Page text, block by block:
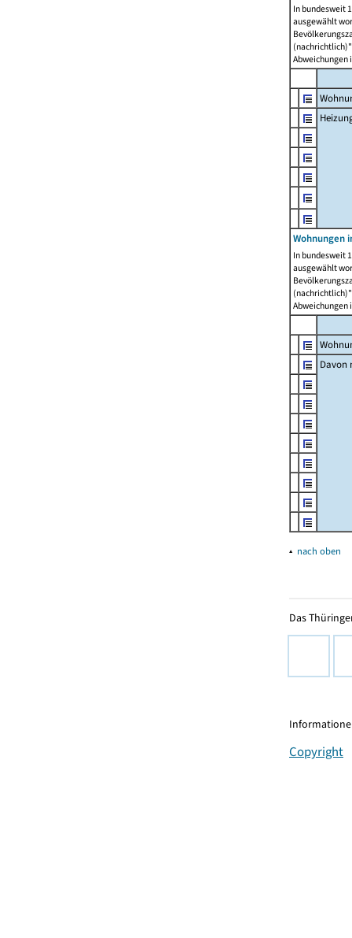
In bundesweit
ausgewählt
Abweichungen
Wohnungen
In bundesweit
ausgewählt
Abweichungen
Davon
▴ nach oben
Das
Copyright